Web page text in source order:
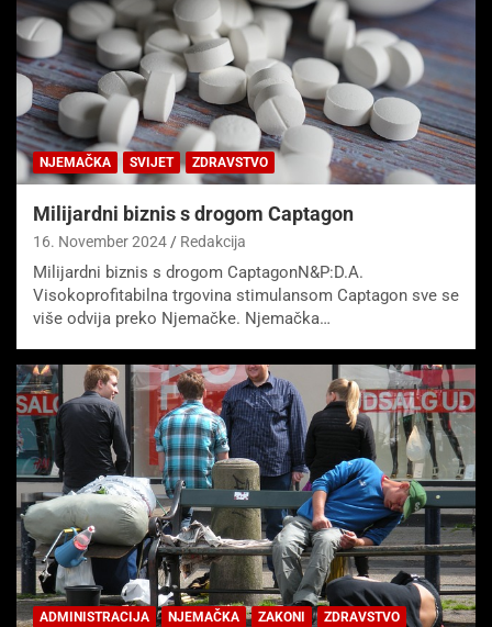
NJEMAČKA SVIJET ZDRAVSTVO
Milijardni biznis s drogom Captagon
16. November 2024 Redakcija
Milijardni biznis s drogom CaptagonN&P:D.A.
Visokoprofitabilna trgovina stimulansom Captagon sve se
više odvija preko Njemačke. Njemačka…
ADMINISTRACIJA NJEMAČKA ZAKONI ZDRAVSTVO